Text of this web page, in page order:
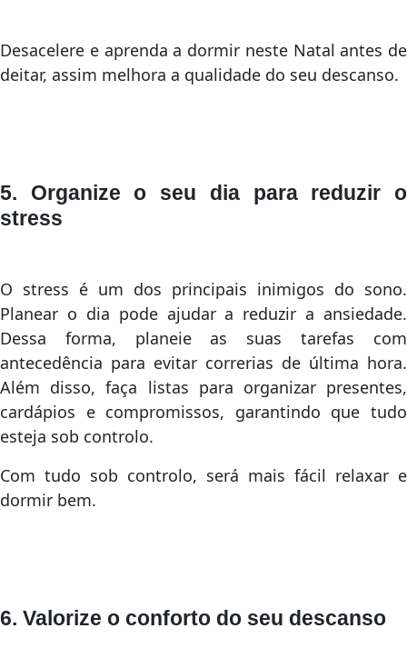
Desacelere e aprenda a dormir neste Natal antes de
deitar, assim melhora a qualidade do seu descanso.
5. Organize o seu dia para reduzir o
stress
O stress é um dos principais inimigos do sono.
Planear o dia pode ajudar a reduzir a ansiedade.
Dessa forma, planeie as suas tarefas com
antecedência para evitar correrias de última hora.
Além disso, faça listas para organizar presentes,
cardápios e compromissos, garantindo que tudo
esteja sob controlo.
Com tudo sob controlo, será mais fácil relaxar e
dormir bem.
6. Valorize o conforto do seu descanso